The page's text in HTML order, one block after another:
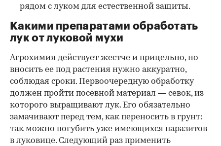
рядом с луком для естественной защиты.
Какими препаратами обработать
лук от луковой мухи
Агрохимия действует жестче и прицельно, но
вносить ее под растения нужно аккуратно,
соблюдая сроки. Первоочередную обработку
должен пройти посевной материал — севок, из
которого выращивают лук. Его обязательно
замачивают перед тем, как переносить в грунт:
так можно погубить уже имеющихся паразитов
в луковице. Следующий раз применить